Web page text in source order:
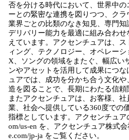
否を分ける時代において、世界中
ーとの緊密な連携を図りつつ、ク
業界ごとの比類のなき知見、専門
デリバリー能力を最適に組み合わ
えています。アクセンチュアは、
ィング、テクノロジー、オペレー
X、ソングの領域をまたぐ、幅広い
ンやアセットを活用して成果につ
ュアでは、成功を分かち合う文化
造を図ることで、長期にわたる信頼
またアクセンチュアは、お客様、
業、社会へ提供している360度での
指標としています。アクセンチュア
om/us-en を、アクセンチュア株式
e.com/jp-ja をご覧ください。